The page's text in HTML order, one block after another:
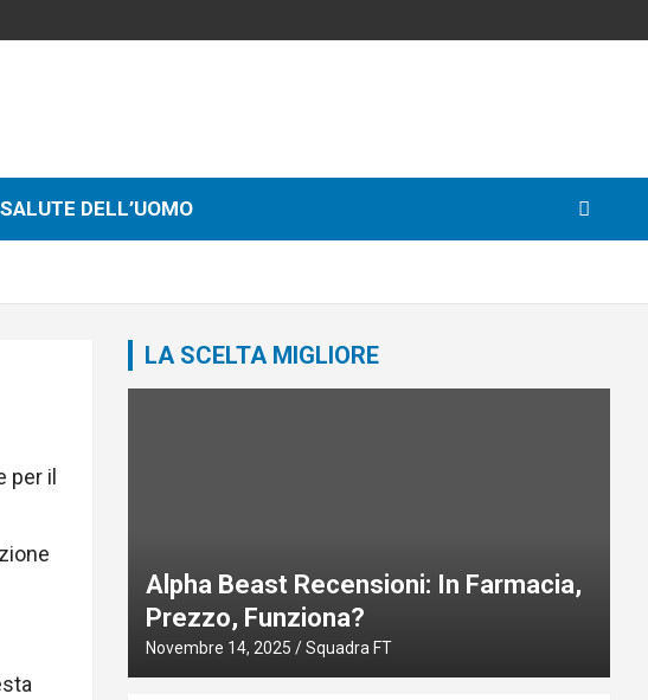
SALUTE DELL’UOMO
per il
LA SCELTA MIGLIORE
Alpha Beast Recensioni: In Farmacia,
Prezzo, Funziona?
Novembre 14, 2025 Squadra FT